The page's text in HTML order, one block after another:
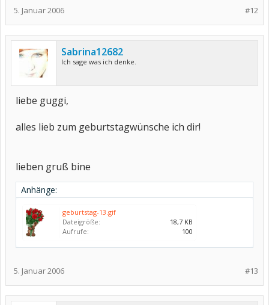
#12
5. Januar 2006
Sabrina12682
Ich sage was ich denke.
liebe guggi,
alles lieb zum geburtstagwünsche ich dir!
lieben gruß bine
Anhänge:
geburtstag-13.gif
Dateigröße:
18,7 KB
Aufrufe:
100
#13
5. Januar 2006